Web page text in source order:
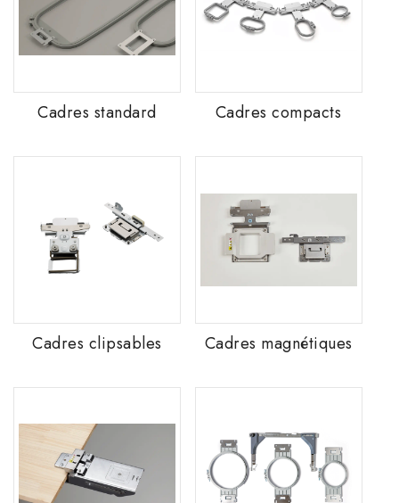
Cadres standard Cadres compacts
Cadres clipsables Cadres magnétiques